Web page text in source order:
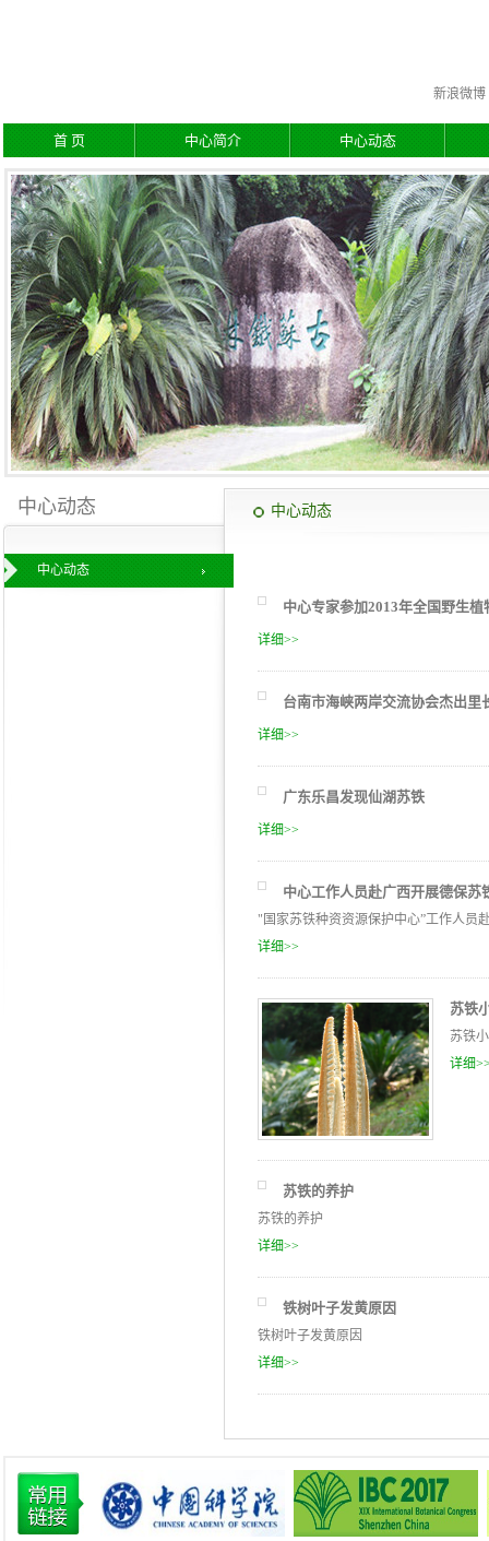
新浪微博
首 页 中心简介 中心动态
中心动态
中心专家参加2013年全国野生
详细>>
台南市海峡两岸交流协会杰出里
详细>>
广东乐昌发现仙湖苏铁
详细>>
中心工作人员赴广西开展德保苏
"国家苏铁种资资源保护中心”工作人员
详细>>
苏铁
苏铁
详细
苏铁的养护
苏铁的养护
详细>>
铁树叶子发黄原因
铁树叶子发黄原因
详细>>
中心动态
中心动态